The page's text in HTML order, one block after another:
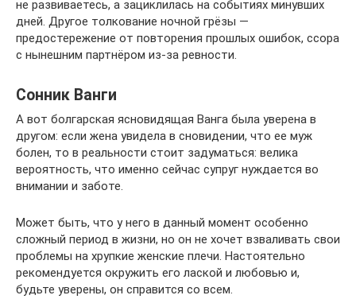
не развиваетесь, а зациклилась на событиях минувших
дней. Другое толкование ночной грёзы —
предостережение от повторения прошлых ошибок, ссора
с нынешним партнёром из-за ревности.
Сонник Ванги
А вот болгарская ясновидящая Ванга была уверена в
другом: если жена увидела в сновидении, что ее муж
болен, то в реальности стоит задуматься: велика
вероятность, что именно сейчас супруг нуждается во
внимании и заботе.
Может быть, что у него в данный момент особенно
сложный период в жизни, но он не хочет взваливать свои
проблемы на хрупкие женские плечи. Настоятельно
рекомендуется окружить его лаской и любовью и,
будьте уверены, он справится со всем.